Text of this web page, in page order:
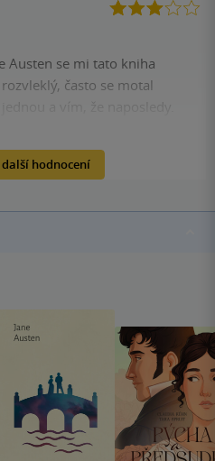
Austen se mi tato kniha
často se motal
a vím, že naposledy.
hodnocení